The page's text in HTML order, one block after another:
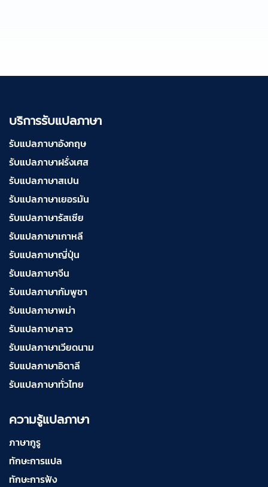
บริการรับแปลภาษา
รับแปลภาษาอังกฤษ
รับแปลภาษาฝรั่งเศส
รับแปลภาษาสเปน
รับแปลภาษาเยอรมัน
รับแปลภาษารัสเซีย
รับแปลภาษาเกาหลี
รับแปลภาษาญี่ปุ่น
รับแปลภาษาจีน
รับแปลภาษากัมพูชา
รับแปลภาษาพม่า
รับแปลภาษาลาว
รับแปลภาษาเวียดนาม
รับแปลภาษาอิตาลี
รับแปลภาษาทั่วไทย
ความรู้แปลภาษา
ภาษากูรู
ทักษะการแปล
ทักษะการฟัง